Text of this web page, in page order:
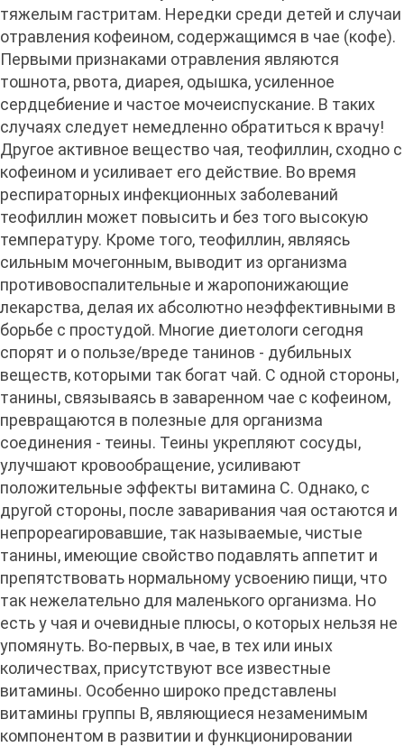
тяжелым гастритам. Нередки среди детей и случаи
отравления кофеином, содержащимся в чае (кофе).
Первыми признаками отравления являются
тошнота, рвота, диарея, одышка, усиленное
сердцебиение и частое мочеиспускание. В таких
случаях следует немедленно обратиться к врачу!
Другое активное вещество чая, теофиллин, сходно с
кофеином и усиливает его действие. Во время
респираторных инфекционных заболеваний
теофиллин может повысить и без того высокую
температуру. Кроме того, теофиллин, являясь
сильным мочегонным, выводит из организма
противовоспалительные и жаропонижающие
лекарства, делая их абсолютно неэффективными в
борьбе с простудой. Многие диетологи сегодня
спорят и о пользе/вреде танинов - дубильных
веществ, которыми так богат чай. С одной стороны,
танины, связываясь в заваренном чае с кофеином,
превращаются в полезные для организма
соединения - теины. Теины укрепляют сосуды,
улучшают кровообращение, усиливают
положительные эффекты витамина С. Однако, с
другой стороны, после заваривания чая остаются и
непрореагировавшие, так называемые, чистые
танины, имеющие свойство подавлять аппетит и
препятствовать нормальному усвоению пищи, что
так нежелательно для маленького организма. Но
есть у чая и очевидные плюсы, о которых нельзя не
упомянуть. Во-первых, в чае, в тех или иных
количествах, присутствуют все известные
витамины. Особенно широко представлены
витамины группы В, являющиеся незаменимым
компонентом в развитии и функционировании